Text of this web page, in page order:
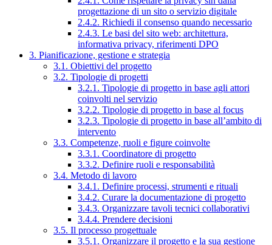
progettazione di un sito o servizio digitale
2.4.2. Richiedi il consenso quando necessario
2.4.3. Le basi del sito web: architettura,
informativa privacy, riferimenti DPO
3. Pianificazione, gestione e strategia
3.1. Obiettivi del progetto
3.2. Tipologie di progetti
3.2.1. Tipologie di progetto in base agli attori
coinvolti nel servizio
3.2.2. Tipologie di progetto in base al focus
3.2.3. Tipologie di progetto in base all’ambito di
intervento
3.3. Competenze, ruoli e figure coinvolte
3.3.1. Coordinatore di progetto
3.3.2. Definire ruoli e responsabilità
3.4. Metodo di lavoro
3.4.1. Definire processi, strumenti e rituali
3.4.2. Curare la documentazione di progetto
3.4.3. Organizzare tavoli tecnici collaborativi
3.4.4. Prendere decisioni
3.5. Il processo progettuale
3.5.1. Organizzare il progetto e la sua gestione